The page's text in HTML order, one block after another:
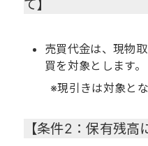
て】
売買代金は、現物
買を対象とします。
※現引きは対象とな
【条件2：保有残高